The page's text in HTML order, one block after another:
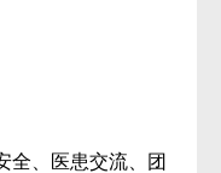
全、医患交流、团